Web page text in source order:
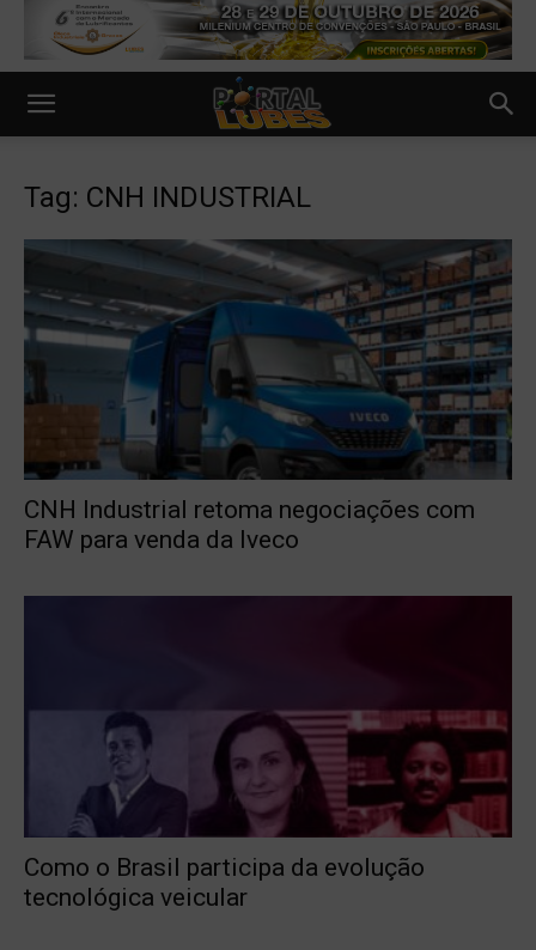
Tag: CNH INDUSTRIAL
CNH Industrial retoma negociações com
FAW para venda da Iveco
Como o Brasil participa da evolução
tecnológica veicular